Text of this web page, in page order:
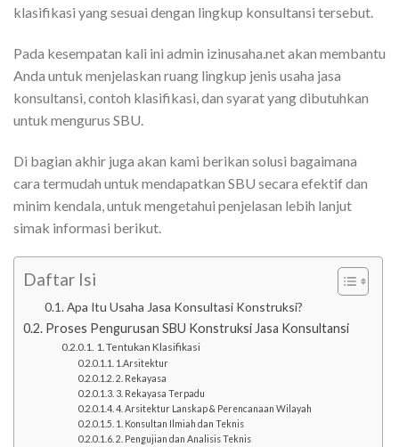
klasifikasi yang sesuai dengan lingkup konsultansi tersebut.
Pada kesempatan kali ini admin izinusaha.net akan membantu
Anda untuk menjelaskan ruang lingkup jenis usaha jasa
konsultansi, contoh klasifikasi, dan syarat yang dibutuhkan
untuk mengurus SBU.
Di bagian akhir juga akan kami berikan solusi bagaimana
cara termudah untuk mendapatkan SBU secara efektif dan
minim kendala, untuk mengetahui penjelasan lebih lanjut
simak informasi berikut.
Daftar Isi
Apa Itu Usaha Jasa Konsultasi Konstruksi?
Proses Pengurusan SBU Konstruksi Jasa Konsultansi
1. Tentukan Klasifikasi
1.Arsitektur
2. Rekayasa
3. Rekayasa Terpadu
4. Arsitektur Lanskap & Perencanaan Wilayah
1. Konsultan Ilmiah dan Teknis
2. Pengujian dan Analisis Teknis